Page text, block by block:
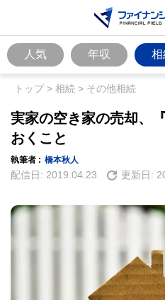
人気 年収 相
トップ> 相続 > その他相続
実家の空き家の売却、
おくこと
執筆者 : 橋本秋人
配信日: 2019.04.23 更新日: